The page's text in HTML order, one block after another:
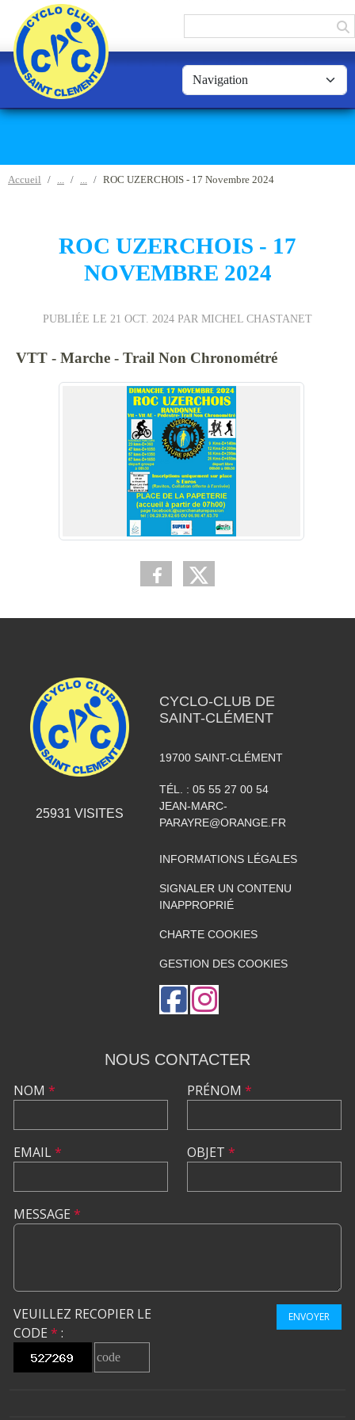
Accueil ROC UZERCHOIS - 17 Novembre 2024
ROC UZERCHOIS - 17
NOVEMBRE 2024
PUBLIÉE LE 21 OCT. 2024 PAR MICHEL CHASTANET
VTT - Marche - Trail Non Chronométré
25931 VISITES
CYCLO-CLUB DE
SAINT-CLÉMENT
19700 SAINT-CLÉMENT
TÉL. : 05 55 27 00 54
JEAN-MARC-
PARAYRE@ORANGE.FR
INFORMATIONS LÉGALES
SIGNALER UN CONTENU
INAPPROPRIÉ
CHARTE COOKIES
GESTION DES COOKIES
NOUS CONTACTER
NOM *
EMAIL*
PRÉNOM *
OBJET *
MESSAGE *
VEUILLEZ RECOPIER LE
CODE * :
ENVOYER
Panneau de gestion des cookies